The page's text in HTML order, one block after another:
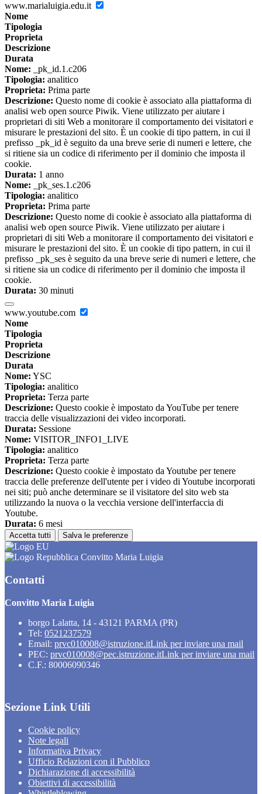
www.marialuigia.edu.it
Nome
Tipologia
Proprieta
Descrizione
Durata
Nome: _pk_id.1.c206
Tipologia: analitico
Proprieta: Prima parte
Descrizione: Questo nome di cookie è associato alla piattaforma di
analisi web open source Piwik. Viene utilizzato per aiutare i
proprietari di siti Web a monitorare il comportamento dei visitatori e
misurare le prestazioni del sito. È un cookie di tipo pattern, in cui il
prefisso _pk_id è seguito da una breve serie di numeri e lettere, che
si ritiene sia un codice di riferimento per il dominio che imposta il
cookie.
Durata: 1 anno
Nome: _pk_ses.1.c206
Tipologia: analitico
Proprieta: Prima parte
Descrizione: Questo nome di cookie è associato alla piattaforma di
analisi web open source Piwik. Viene utilizzato per aiutare i
proprietari di siti Web a monitorare il comportamento dei visitatori e
misurare le prestazioni del sito. È un cookie di tipo pattern, in cui il
prefisso _pk_ses è seguito da una breve serie di numeri e lettere, che
si ritiene sia un codice di riferimento per il dominio che imposta il
cookie.
Durata: 30 minuti
www.youtube.com
Nome
Tipologia
Proprieta
Descrizione
Durata
Nome: YSC
Tipologia: analitico
Proprieta: Terza parte
Descrizione: Questo cookie è impostato da YouTube per tenere
traccia delle visualizzazioni dei video incorporati.
Durata: Sessione
Nome: VISITOR_INFO1_LIVE
Tipologia: analitico
Proprieta: Terza parte
Descrizione: Questo cookie è impostato da Youtube per tenere
traccia delle preferenze dell'utente per i video di Youtube incorporati
nei siti; può anche determinare se il visitatore del sito web sta
utilizzando la nuova o la vecchia versione dell'interfaccia di
Youtube.
Durata: 6 mesi
Accetta tutti Salva le preferenze
Convitto Maria Luigia
Contatti
Convitto Maria Luigia
borgo Lalatta, 14 - 43121 PARMA (PR)
Tel: 0521237579
Email: prvc010008@istruzione.itLink per inviare una mail
PEC: prvc010008@pec.istruzione.itLink per inviare una mail
C.F.: 80006090346
Sezione Link Utili
Cookie policy
Note legali
Informativa Privacy
Ufficio Relazioni con il Pubblico
Dichiarazione di accessibilità
Obiettivi di accessibilità